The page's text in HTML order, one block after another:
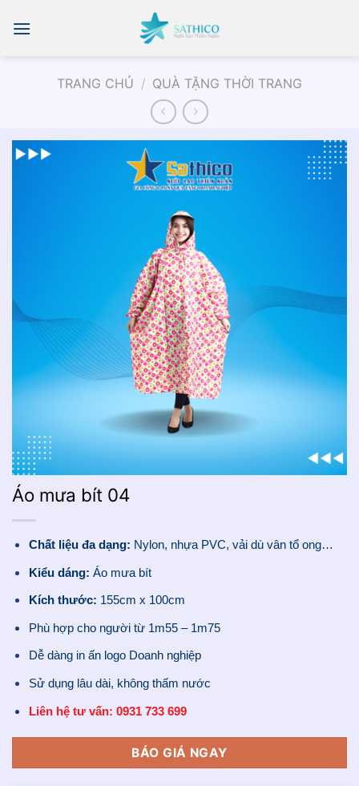
đến
TRANG CHỦ / QUÀ TẶNG THỜI TRANG
Áo mưa bít 04
Chất liệu đa dạng: Nylon, nhựa PVC, vải dù vân tổ ong…
Kiểu dáng: Áo mưa bít
Kích thước: 155cm x 100cm
Phù hợp cho người từ 1m55 – 1m75
Dễ dàng in ấn logo Doanh nghiệp
Sử dụng lâu dài, không thấm nước
Liên hệ tư vấn: 0931 733 699
BÁO GIÁ NGAY